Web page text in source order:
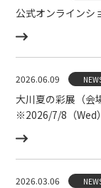
公式オンラインシ
2026.06.09
大川夏の彩展（会
※2026/7/8（Wed
2026.03.06